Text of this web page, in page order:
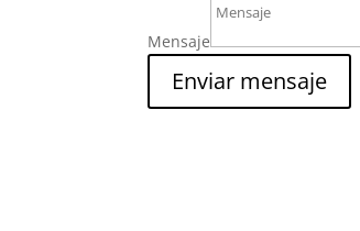
Mensaje
Enviar mensaje